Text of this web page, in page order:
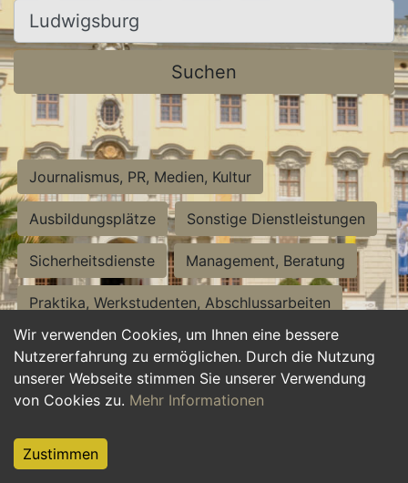
Wir verwenden Cookies, um Ihnen eine bessere
Nutzererfahrung zu ermöglichen. Durch die Nutzung
unserer Webseite stimmen Sie unserer Verwendung
von Cookies zu. Mehr Informationen
Zustimmen
Ort, Stadt
Suchen
Journalismus, PR, Medien, Kultur
Ausbildungsplätze Sonstige Dienstleistungen
Sicherheitsdienste Management, Beratung
Praktika, Werkstudenten, Abschlussarbeiten
Personalwesen Assistenz, Sekretariat
Hilfskräfte, Aushilfs- und Nebenjobs
Weiterbildung, Studium, duale Ausbildung